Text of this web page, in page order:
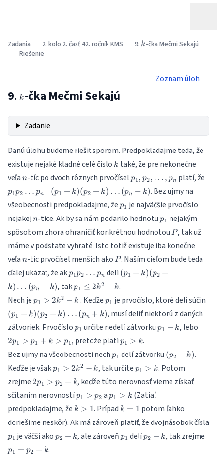
Zadania 2. kolo 2. časť 42. ročník KMS 9. k
k-čka Mečmi Sekajú
Riešenie
Zoznam úloh
9. k
k-čka Mečmi Sekajú
Zadanie
Danú úlohu budeme riešiť sporom. Predpokladajme teda, že
existuje nejaké kladné celé číslo k
k také, že pre nekonečne
veľa n
n-tíc po dvoch rôznych prvočísel p_1,
p_2,
\dots
,p_n
p1 , p2, … , pn platí, že
p1 p2 … pn (p1 + k)(p2 + k) … (pn + k). Bez ujmy na
všeobecnosti predpokladajme, že p_1
p1 je najväčšie prvočíslo
nejakej n
n-tice. Ak by sa nám podarilo hodnotu p_1
p1 nejakým
spôsobom zhora ohraničiť konkrétnou hodnotou P
P, tak už
máme v podstate vyhraté. Isto totiž existuje iba konečne
veľa n
n-tíc prvočísel menších ako P
P. Naším cieľom bude teda
ďalej ukázať, že akp_1p_2
p_n
p1 p2 … pn delí(p_1+k)
(p_2+k)
\dots
(p_n+k)
(p1 + k)(p2 +
k) … (pn + k), takp_1
\leq
2k^2-
k
p1 ≤ 2k2 − k.
Nech je p_1>2k^2-
k
p1 > 2k2 − k . Keďže p_1
p1 je prvočíslo, ktoré delí súčin
(p1 + k)(p2 + k) … (pn + k), musí deliť niektorú z daných
zátvoriek. Prvočíslo p_1
p1 určite nedelí zátvorku p_1+k
p1 + k, lebo
2p1 > p1 + k > p1 , pretože platíp_1>k
p1 > k.
Bez ujmy na všeobecnosti nech p_1
p1 delí zátvorku (p_2+k)
(p2 + k).
Keďže je všakp_1>2k^2-
p1 > 2k2 − k, tak určite p_1>k
p1 > k. Potom
zrejme 2p_1>p_2+k
2p1 > p2 + k, keďže túto nerovnosť vieme získať
sčítaním nerovnostíp_1>p_2
p1 > p2 ap_1>k
p1 > k (Zatiaľ
predpokladajme, že k>1
k > 1. Prípad k=1
k = 1 potom ľahko
doriešime neskôr). Ak má zároveň platiť, že dvojnásobok čísla
p_1
p1 je väčší ako p_2+k
p2 + k, ale zároveň p_1
p1 delíp_2+k
p2 + k, tak zrejme
p1 = p2 + k.